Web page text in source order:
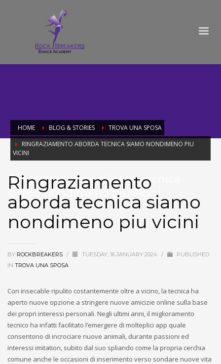
HOME BLOG & STORIES
TROVA UNA SPOSA
RINGRAZIAMENTO ABORDA TECNICA SIAMO NONDIMENO PIU
VICINI
Ringraziamento aborda tecnica
siamo nondimeno piu vicini
Ringraziamento
aborda tecnica siamo
nondimeno piu vicini
BY ROCKBREAKERS / TUESDAY, 16 JANUARY 2024 /
PUBLISHED
IN TROVA UNA SPOSA
Con insecable ripulito costantemente oltre a vicino, la tecnica ha
aperto nuove opzione a stringere nuove amicizie online sulla base
dei propri interessi personali. Negli ultimi anni, il miglioramento
tecnico ha infatti facilitato l’emergere di molteplici app quale
consentono di incrociare nuove animali, durante passioni ed
interessi imitation, subito dal suo spliando come la propria cerchia
comune anche le occasioni di inserimento verso sondare nuove vita